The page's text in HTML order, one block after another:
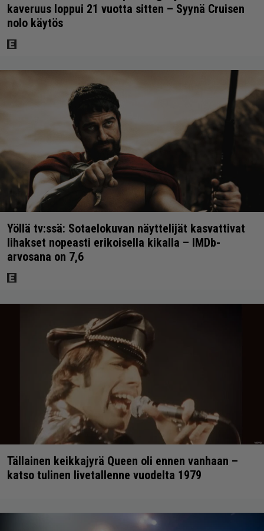
kaveruus loppui 21 vuotta sitten – Syynä Cruisen
nolo käytös
Yöllä tv:ssä: Sotaelokuvan näyttelijät kasvattivat
lihakset nopeasti erikoisella kikalla – IMDb-
arvosana on 7,6
Tällainen keikkajyrä Queen oli ennen vanhaan –
katso tulinen livetallenne vuodelta 1979